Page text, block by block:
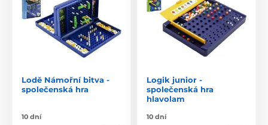
Lodě Námořní bitva -
společenská hra
10 dní
Logik junior -
společenská hra
hlavolam
10 dní